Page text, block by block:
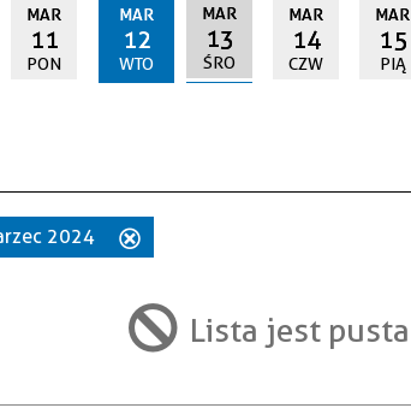
MAR
11
PON
MAR
12
WTO
MAR
13
ŚRO
MAR
14
CZW
MAR
15
PIĄ
2024
filtr
Lista jest pusta